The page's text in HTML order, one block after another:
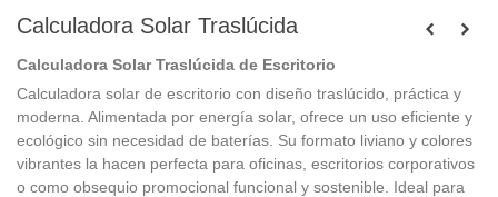
Calculadora Solar Traslúcida
Calculadora Solar Traslúcida de Escritorio
Calculadora solar de escritorio con diseño traslúcido, práctica y
moderna. Alimentada por energía solar, ofrece un uso eficiente y
ecológico sin necesidad de baterías. Su formato liviano y colores
vibrantes la hacen perfecta para oficinas, escritorios corporativos
o como obsequio promocional funcional y sostenible. Ideal para